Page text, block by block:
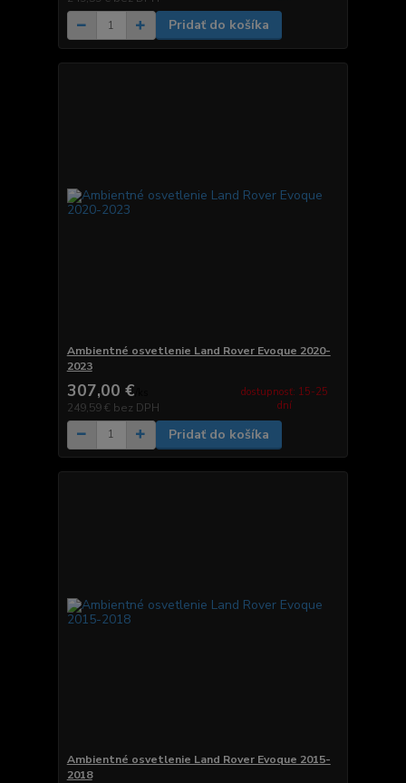
Pridať do košíka
Ambientné osvetlenie Land Rover Evoque 2020-
2023
307,00 €
249,59 € bez DPH
dostupnosť: 15-25
dní
Pridať do košíka
Ambientné osvetlenie Land Rover Evoque 2015-
2018